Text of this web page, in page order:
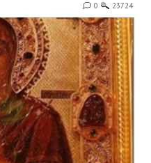
0 23724